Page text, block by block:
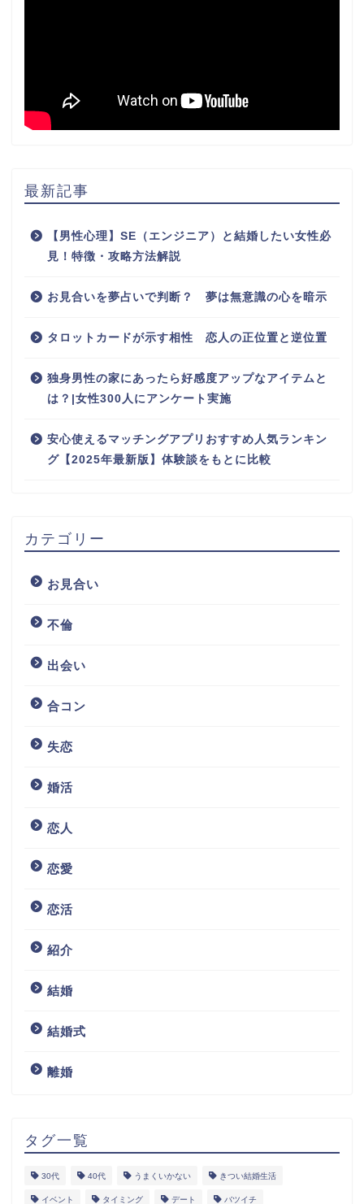
最新記事
【男性心理】SE（エンジニア）と結婚したい女性必
見！特徴・攻略方法解説
お見合いを夢占いで判断？ 夢は無意識の心を暗示
タロットカードが示す相性 恋人の正位置と逆位置
独身男性の家にあったら好感度アップなアイテムと
は？|女性300人にアンケート実施
安心使えるマッチングアプリおすすめ人気ランキン
グ【2025年最新版】体験談をもとに比較
カテゴリー
お見合い
不倫
出会い
合コン
失恋
婚活
恋人
恋愛
恋活
紹介
結婚
結婚式
離婚
タグ一覧
30代 40代 うまくいかない きつい結婚生活
イベント タイミング デート バツイチ